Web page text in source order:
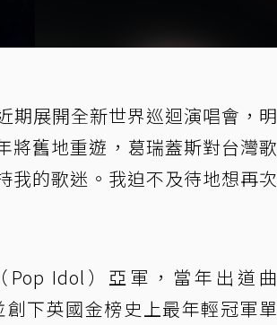
期展開全新世界巡迴演唱會，明
將舊地重遊，葛瑞蓋斯對台灣歌
我的歌迷。我迫不及待地想再次
Idol）亞軍，當年出道曲
下英國金榜史上最年輕冠軍單